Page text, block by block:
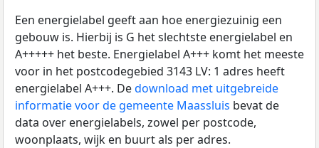
Een energielabel geeft aan hoe energiezuinig een
gebouw is. Hierbij is G het slechtste energielabel en
A+++++ het beste. Energielabel A+++ komt het meeste
voor in het postcodegebied 3143 LV: 1 adres heeft
energielabel A+++. Dedownload met uitgebreide
informatie voor de gemeente Maassluis bevat de
data over energielabels, zowel per postcode,
woonplaats, wijk en buurt als per adres.